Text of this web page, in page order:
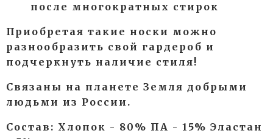
после многократных стирок
Приобретая такие носки можно
разнообразить свой гардероб и
подчеркнуть наличие стиля!
Связаны на планете Земля добрыми
людьми из России.
Состав: Хлопок - 80% ПА - 15% Эластан